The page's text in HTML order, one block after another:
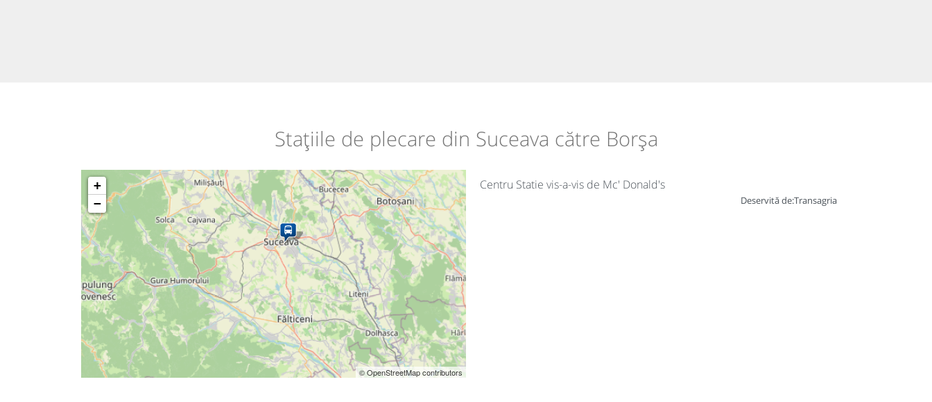
Stațiile de plecare din Suceava către Borșa
+
−
© OpenStreetMap contributors
Centru Statie vis-a-vis de Mc' Donald's
Deservită de:Transagria